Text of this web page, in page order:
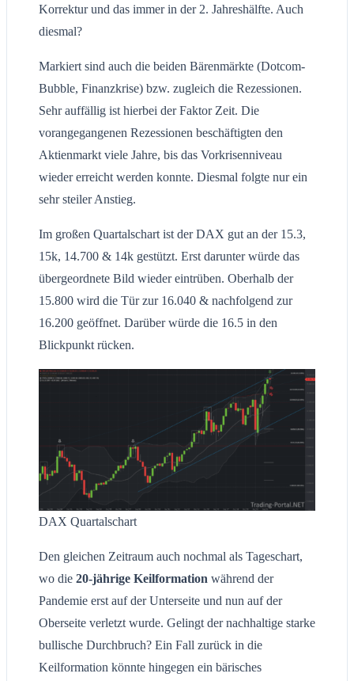
Korrektur und das immer in der 2. Jahreshälfte. Auch
diesmal?
Markiert sind auch die beiden Bärenmärkte (Dotcom-
Bubble, Finanzkrise) bzw. zugleich die Rezessionen.
Sehr auffällig ist hierbei der Faktor Zeit. Die
vorangegangenen Rezessionen beschäftigten den
Aktienmarkt viele Jahre, bis das Vorkrisenniveau
wieder erreicht werden konnte. Diesmal folgte nur ein
sehr steiler Anstieg.
Im großen Quartalschart ist der DAX gut an der 15.3,
15k, 14.700 & 14k gestützt. Erst darunter würde das
übergeordnete Bild wieder eintrüben. Oberhalb der
15.800 wird die Tür zur 16.040 & nachfolgend zur
16.200 geöffnet. Darüber würde die 16.5 in den
Blickpunkt rücken.
DAX Quartalschart
Den gleichen Zeitraum auch nochmal als Tageschart,
wo die 20-jährige Keilformation während der
Pandemie erst auf der Unterseite und nun auf der
Oberseite verletzt wurde. Gelingt der nachhaltige starke
bullische Durchbruch? Ein Fall zurück in die
Keilformation könnte hingegen ein bärisches